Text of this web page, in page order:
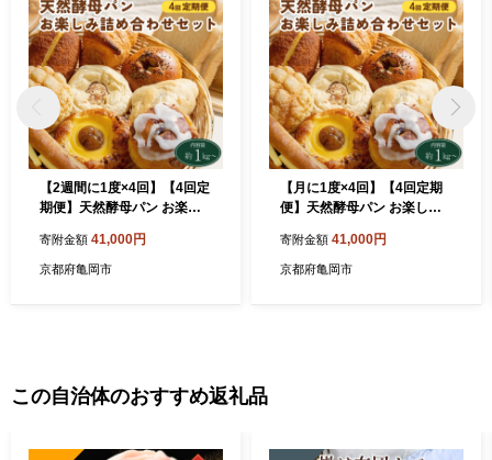
【2週間に1度×4回】【4回定
期便】天然酵母パン お楽し
道・沖縄、その他離島・諸島
へのお届け不可
寄附金額 41,000円
京都府亀岡市
【月に1度×4回】【4回定期
便】天然酵母パン お楽しみ
沖縄、その他離島・諸島への
お届け不可
寄附金額 41,000円
京都府亀岡市
この自治体のおすすめ返礼品